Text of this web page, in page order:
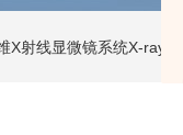
射线显微镜系统X-ray CT